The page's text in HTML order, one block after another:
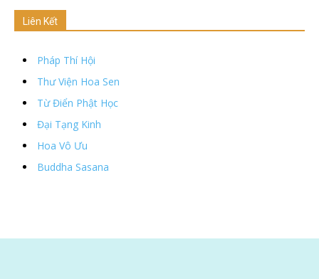
Liên Kết
Pháp Thí Hội
Thư Viện Hoa Sen
Từ Điển Phật Học
Đại Tạng Kinh
Hoa Vô Ưu
Buddha Sasana